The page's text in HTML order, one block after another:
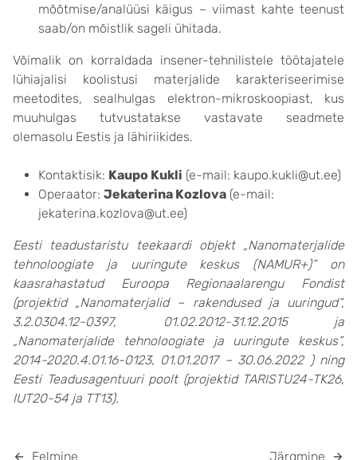
mõõtmise/analüüsi käigus – viimast kahte teenust
saab/on mõistlik sageli ühitada.
Võimalik on korraldada insener-tehnilistele töötajatele
lühiajalisi koolistusi materjalide karakteriseerimise
meetodites, sealhulgas elektron-mikroskoopiast, kus
muuhulgas tutvustatakse vastavate seadmete
olemasolu Eestis ja lähiriikides.
Kontaktisik: Kaupo Kukli (e-mail: kaupo.kukli@ut.ee)
Operaator: Jekaterina Kozlova (e-mail:
jekaterina.kozlova@ut.ee)
Eesti teadustaristu teekaardi objekt „Nanomaterjalide
tehnoloogiate ja uuringute keskus (NAMUR+)” on
kaasrahastatud Euroopa Regionaalarengu Fondist
(projektid „Nanomaterjalid – rakendused ja uuringud“,
3.2.0304.12-0397, 01.02.2012-31.12.2015 ja
„Nanomaterjalide tehnoloogiate ja uuringute keskus”,
2014-2020.4.01.16-0123, 01.01.2017 – 30.06.2022 ) ning
Eesti Teadusagentuuri poolt (projektid TARISTU24-TK26,
IUT20-54 ja TT13).
Eelmine Järgmine